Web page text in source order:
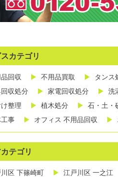
カテゴリ
回収 不用品買取 タンス
収処分
家電回収処分 洗
整理
植木処分 石・土・
事
オフィス 不用品回収
テゴリ
区 下篠崎町 江戸川区 一之江